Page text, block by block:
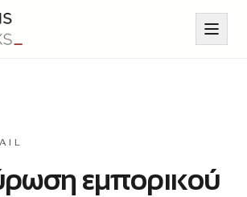
εμπορικού